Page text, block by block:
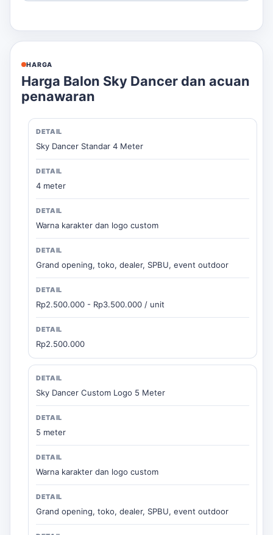
HARGA
Harga Balon Sky Dancer dan acuan
penawaran
Sky Dancer Standar 4 Meter
4 meter
Warna karakter dan logo custom
Grand opening, toko, dealer, SPBU, event outdoor
Rp2.500.000 - Rp3.500.000 / unit
Rp2.500.000
Sky Dancer Custom Logo 5 Meter
5 meter
Warna karakter dan logo custom
Grand opening, toko, dealer, SPBU, event outdoor